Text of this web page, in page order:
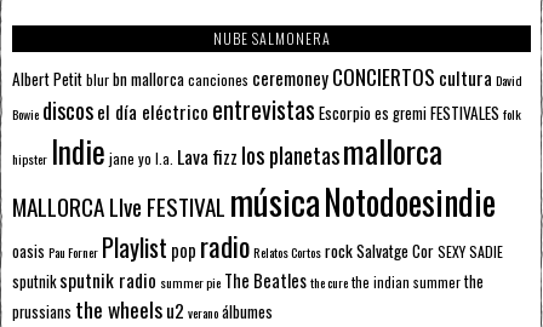
NUBE SALMONERA
Albert Petitblurbn mallorcacanciones ceremoneyCONCIERTOS cultura David
Bowie discosel día eléctrico entrevistas Escorpioes gremiFESTIVALES folk
hipster Indie jane yo l.a. Lava fizz los planetasmallorca
MALLORCA LIve FESTIVAL músicaNotodoesindie
oasis Pau Forner Playlist pop radioRelatos CortosrockSalvatge CorSEXY SADIE
sputnik sputnik radio summer pie The Beatlesthe curethe indian summerthe
prussians the wheelsu2 veranoálbumes